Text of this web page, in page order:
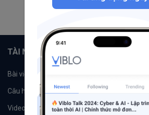
1 2 3
TÀI NGUYÊN
Bài viết
Câu hỏi Tags
Videos Tác giả